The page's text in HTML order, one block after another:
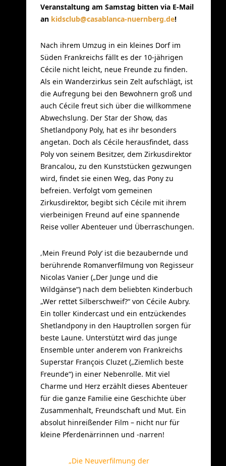
Veranstaltung am Samstag bitten via E-Mail
an kidsclub@casablanca-nuernberg.de!
Nach ihrem Umzug in ein kleines Dorf im
Süden Frankreichs fällt es der 10-jährigen
Cécile nicht leicht, neue Freunde zu finden.
Als ein Wanderzirkus sein Zelt aufschlägt, ist
die Aufregung bei den Bewohnern groß und
auch Cécile freut sich über die willkommene
Abwechslung. Der Star der Show, das
Shetlandpony Poly, hat es ihr besonders
angetan. Doch als Cécile herausfindet, dass
Poly von seinem Besitzer, dem Zirkusdirektor
Brancalou, zu den Kunststücken gezwungen
wird, findet sie einen Weg, das Pony zu
befreien. Verfolgt vom gemeinen
Zirkusdirektor, begibt sich Cécile mit ihrem
vierbeinigen Freund auf eine spannende
Reise voller Abenteuer und Überraschungen.
‚Mein Freund Poly‘ ist die bezaubernde und
berührende Romanverfilmung von Regisseur
Nicolas Vanier („Der Junge und die
Wildgänse“) nach dem beliebten Kinderbuch
„Wer rettet Silberschweif?“ von Cécile Aubry.
Ein toller Kindercast und ein entzückendes
Shetlandpony in den Hauptrollen sorgen für
beste Laune. Unterstützt wird das junge
Ensemble unter anderem von Frankreichs
Superstar François Cluzet („Ziemlich beste
Freunde“) in einer Nebenrolle. Mit viel
Charme und Herz erzählt dieses Abenteuer
für die ganze Familie eine Geschichte über
Zusammenhalt, Freundschaft und Mut. Ein
absolut hinreißender Film – nicht nur für
kleine Pferdenärrinnen und -narren!
„Die Neuverfilmung der